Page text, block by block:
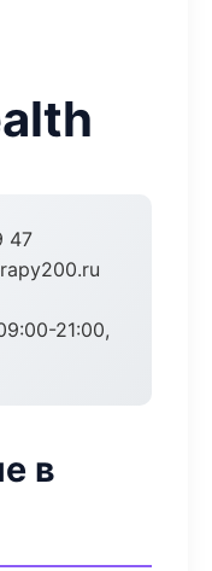
47
21:00,
в